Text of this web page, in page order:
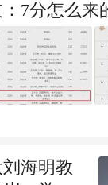
7分怎么来
海明教